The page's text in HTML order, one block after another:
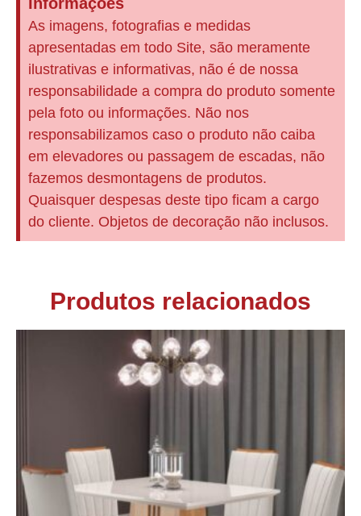
As imagens, fotografias e medidas
apresentadas em todo Site, são meramente
ilustrativas e informativas, não é de nossa
responsabilidade a compra do produto somente
pela foto ou informações. Não nos
responsabilizamos caso o produto não caiba
em elevadores ou passagem de escadas, não
fazemos desmontagens de produtos.
Quaisquer despesas deste tipo ficam a cargo
do cliente. Objetos de decoração não inclusos.
Produtos relacionados